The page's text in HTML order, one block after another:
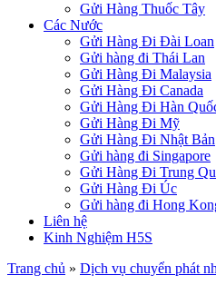
Gửi Hàng Thuốc Tây
Các Nước
Gửi Hàng Đi Đài Loan
Gửi hàng đi Thái Lan
Gửi Hàng Đi Malaysia
Gửi Hàng Đi Canada
Gửi Hàng Đi Hàn
Gửi Hàng Đi Mỹ
Gửi Hàng Đi Nhật Bản
Gửi hàng đi Singapore
Gửi Hàng Đi Trung
Gửi Hàng Đi Úc
Gửi hàng đi Hong
Liên hệ
Kinh Nghiệm H5S
Trang chủ » Dịch vụ chuyển phát